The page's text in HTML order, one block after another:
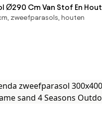
Ø290 Cm Van Stof En Hout
Naakt Beige - Sklum
zweefparasols, houten